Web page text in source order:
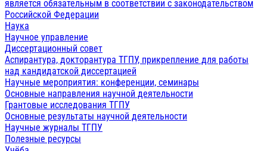
является обязательным в соответствии с законодательством
Российской Федерации
Наука
Научное управление
Диссертационный совет
Аспирантура, докторантура ТГПУ, прикрепление для работы
над кандидатской диссертацией
Научные мероприятия: конференции, семинары
Основные направления научной деятельности
Грантовые исследования ТГПУ
Основные результаты научной деятельности
Научные журналы ТГПУ
Полезные ресурсы